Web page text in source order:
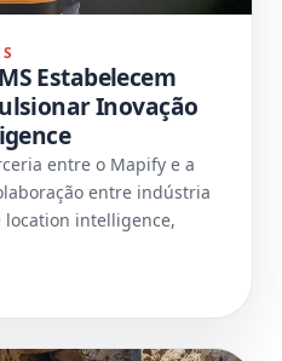
Estabelecem
Inovação
entre o Mapify e a
entre indústria
location intelligence,